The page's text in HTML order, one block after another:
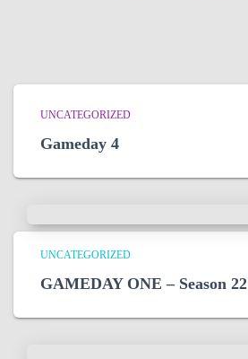
UNCATEGORIZED
Gameday 4
UNCATEGORIZED
GAMEDAY ONE – Season 22